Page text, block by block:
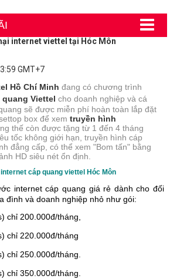
internet viettel tại Hóc Môn
GMT+7
Hồ Chí Minh đang có chương trình
quang Viettel cho doanh nghiệp và cá
sẽ được miễn phí hoàn toàn lắp đặt
box để xem truyền hình
thế còn được tặng từ 1 đến 4 tháng
tốc không giới hạn, truyền hình cáp
đẳng cấp, có thể xem "Bom tấn" bằng
HD siêu nét ổn định.
cáp quang viettel Hóc Môn
internet cáp quang giá rẻ dành cho đối
đình và doanh nghiệp nhỏ như gói:
chỉ 200.000đ/tháng,
chỉ 220.000đ/tháng
chỉ 250.000đ/tháng.
chỉ 350.000đ/tháng.